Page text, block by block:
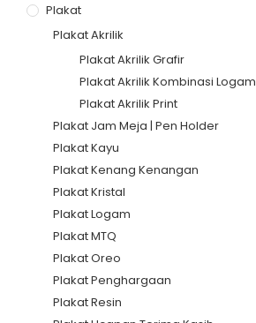
Plakat
Plakat Akrilik
Plakat Akrilik Grafir
Plakat Akrilik Kombinasi Logam
Plakat Akrilik Print
Plakat Jam Meja | Pen Holder
Plakat Kayu
Plakat Kenang Kenangan
Plakat Kristal
Plakat Logam
Plakat MTQ
Plakat Oreo
Plakat Penghargaan
Plakat Resin